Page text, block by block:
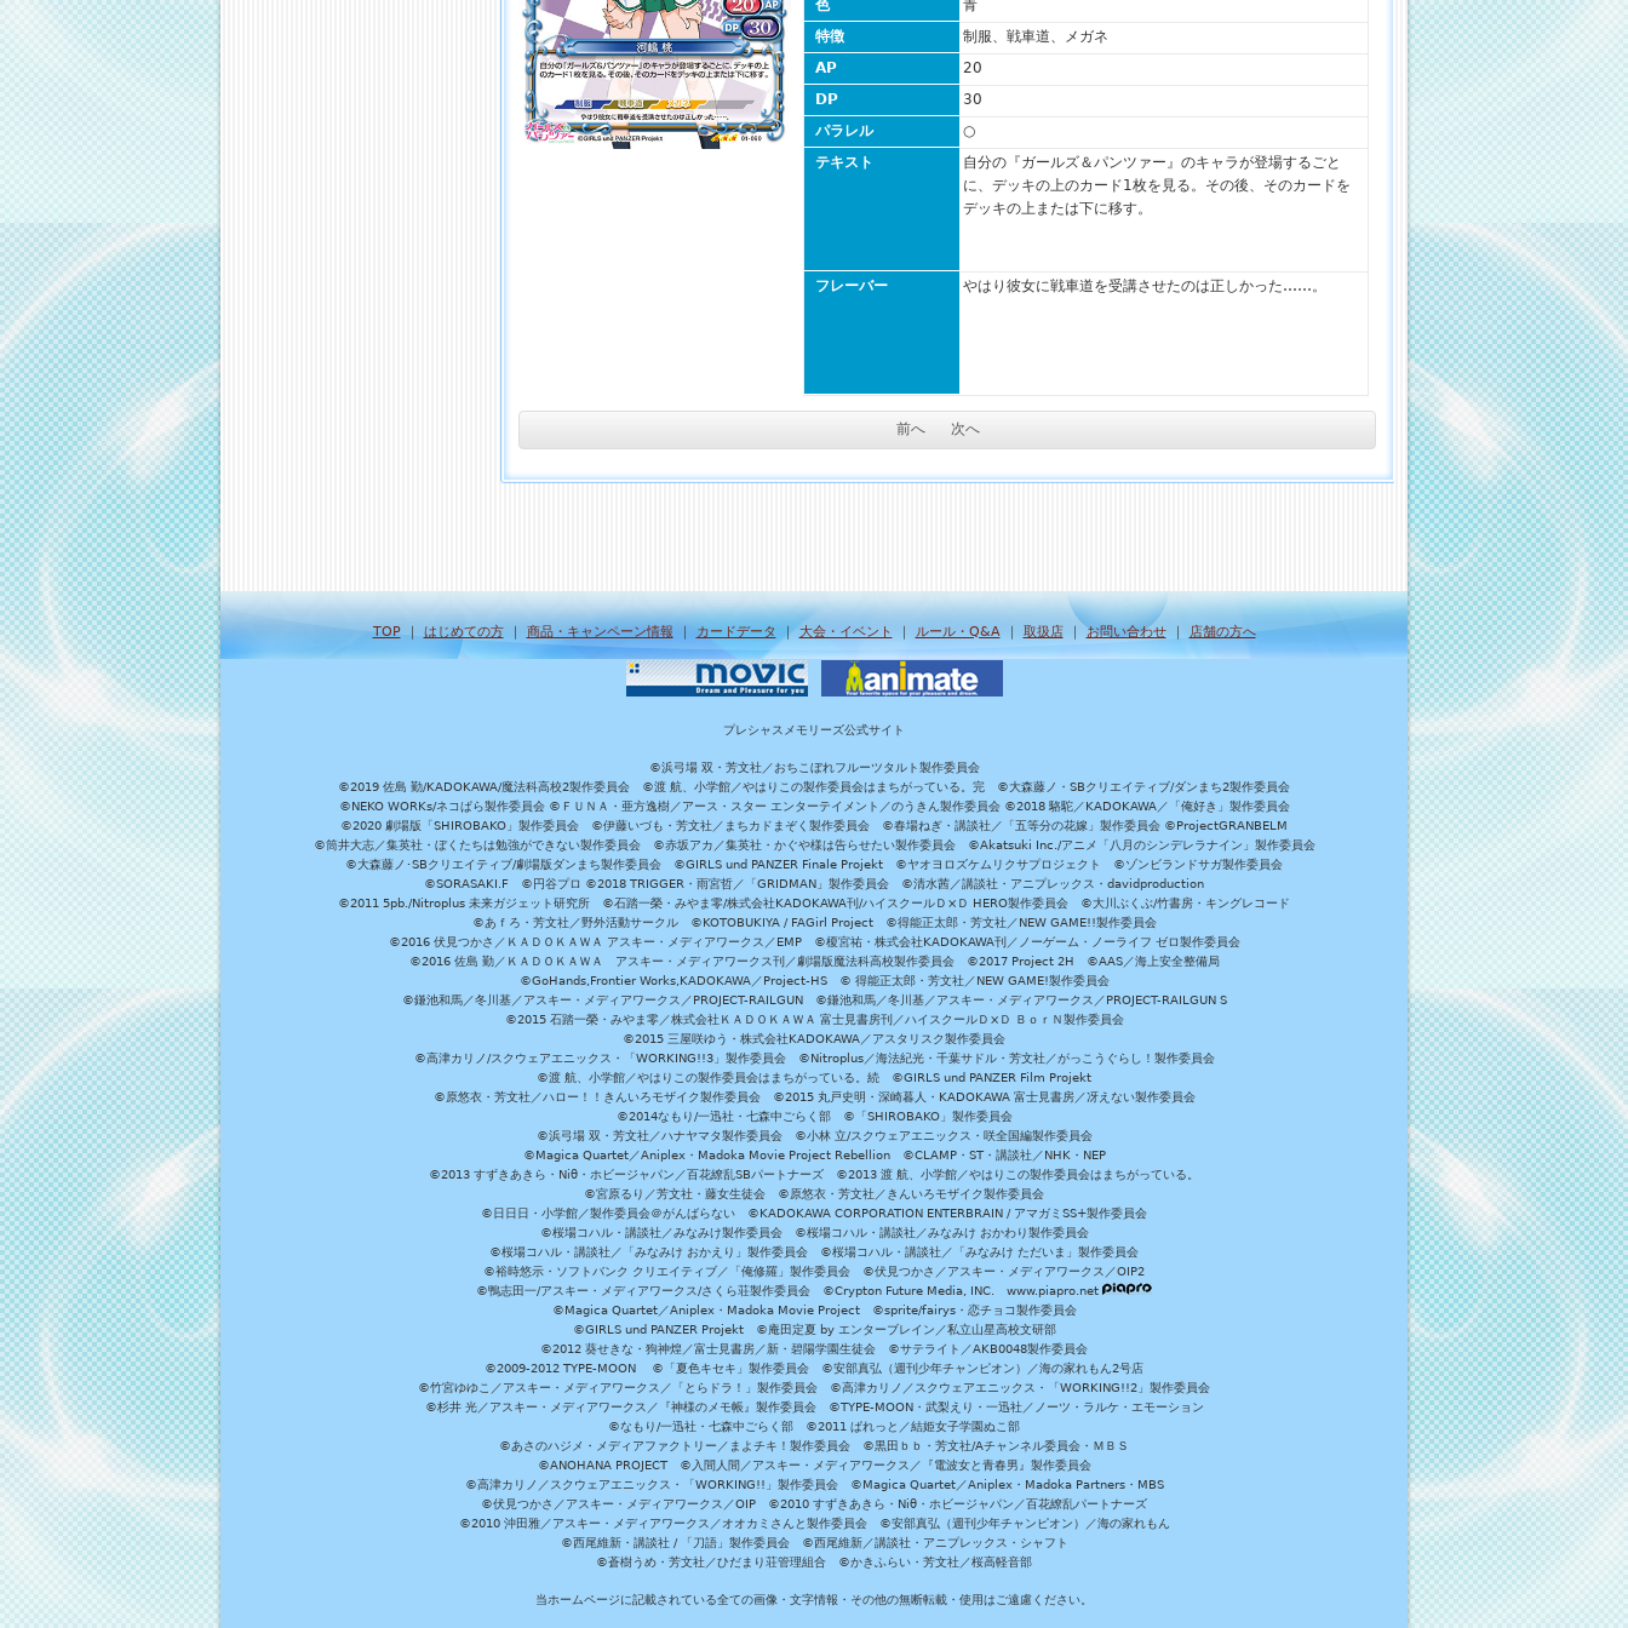
色
青
特徴
制服、戦車道、メガネ
AP
20
DP
30
パラレル
○
テキスト
自分の『ガールズ＆パンツァー』のキャラが登場するごと
に、デッキの上のカード1枚を見る。その後、そのカードを
デッキの上または下に移す。
フレーバー やはり彼女に戦車道を受講させたのは正しかった……。
前へ 次へ
TOP｜ はじめての方｜ 商品・キャンペーン情報 ｜ カードデータ ｜大会・イベント ｜ ルール・Q&A｜ 取扱店｜お問い合わせ｜ 店舗の方へ
プレシャスメモリーズ公式サイト
©浜弓場 双・芳文社／おちこぼれフルーツタルト製作委員会
©2019 佐島 勤/KADOKAWA/魔法科高校2製作委員会 ©渡 航、小学館／やはりこの製作委員会はまちがっている。完 ©大森藤ノ・SBクリエイティブ/ダンまち2製作委員会
©NEKO WORKs/ネコぱら製作委員会 ©ＦＵＮＡ・亜方逸樹／アース・スター エンターテイメント／のうきん製作委員会 ©2018 駱駝／KADOKAWA／「俺好き」製作委員会
©2020 劇場版「SHIROBAKO」製作委員会 ©伊藤いづも・芳文社／まちカドまぞく製作委員会 ©春場ねぎ・講談社／「五等分の花嫁」製作委員会 ©ProjectGRANBELM
©筒井大志／集英社・ぼくたちは勉強ができない製作委員会 ©赤坂アカ／集英社・かぐや様は告らせたい製作委員会 ©Akatsuki Inc./アニメ「八月のシンデレラナイン」製作委員会
©大森藤ノ･SBクリエイティブ/劇場版ダンまち製作委員会 ©GIRLS und PANZER Finale Projekt ©ヤオヨロズケムリクサプロジェクト ©ゾンビランドサガ製作委員会
©SORASAKI.F ©円谷プロ ©2018 TRIGGER・雨宮哲／「GRIDMAN」製作委員会 ©清水茜／講談社・アニプレックス・davidproduction
©2011 5pb./Nitroplus 未来ガジェット研究所 ©石踏一榮・みやま零/株式会社KADOKAWA刊/ハイスクールＤ×Ｄ HERO製作委員会 ©大川ぶくぶ/竹書房・キングレコード
©あｆろ・芳文社／野外活動サークル ©KOTOBUKIYA / FAGirl Project ©得能正太郎・芳文社／NEW GAME!!製作委員会
©2016 伏見つかさ／ＫＡＤＯＫＡＷＡ アスキー・メディアワークス／EMP ©榎宮祐・株式会社KADOKAWA刊／ノーゲーム・ノーライフ ゼロ製作委員会
©2016 佐島 勤／ＫＡＤＯＫＡＷＡ アスキー・メディアワークス刊／劇場版魔法科高校製作委員会 ©2017 Project 2H ©AAS／海上安全整備局
©GoHands,Frontier Works,KADOKAWA／Project-HS © 得能正太郎・芳文社／NEW GAME!製作委員会
©鎌池和馬／冬川基／アスキー・メディアワークス／PROJECT-RAILGUN ©鎌池和馬／冬川基／アスキー・メディアワークス／PROJECT-RAILGUN S
©2015 石踏一榮・みやま零／株式会社ＫＡＤＯＫＡＷＡ 富士見書房刊／ハイスクールＤ×Ｄ ＢｏｒＮ製作委員会
©2015 三屋咲ゆう・株式会社KADOKAWA／アスタリスク製作委員会
©高津カリノ/スクウェアエニックス・「WORKING!!3」製作委員会 ©Nitroplus／海法紀光・千葉サドル・芳文社／がっこうぐらし！製作委員会
©渡 航、小学館／やはりこの製作委員会はまちがっている。続 ©GIRLS und PANZER Film Projekt
©原悠衣・芳文社／ハロー！！きんいろモザイク製作委員会 ©2015 丸戸史明・深崎暮人・KADOKAWA 富士見書房／冴えない製作委員会
©2014なもり/一迅社・七森中ごらく部 ©「SHIROBAKO」製作委員会
©浜弓場 双・芳文社／ハナヤマタ製作委員会 ©小林 立/スクウェアエニックス・咲全国編製作委員会
©Magica Quartet／Aniplex・Madoka Movie Project Rebellion ©CLAMP・ST・講談社／NHK・NEP
©2013 すずきあきら・Niθ・ホビージャパン／百花繚乱SBパートナーズ ©2013 渡 航、小学館／やはりこの製作委員会はまちがっている。
©宮原るり／芳文社・藤女生徒会 ©原悠衣・芳文社／きんいろモザイク製作委員会
©日日日・小学館／製作委員会＠がんばらない ©KADOKAWA CORPORATION ENTERBRAIN / アマガミSS+製作委員会
©桜場コハル・講談社／みなみけ製作委員会 ©桜場コハル・講談社／みなみけ おかわり製作委員会
©桜場コハル・講談社／「みなみけ おかえり」製作委員会 ©桜場コハル・講談社／「みなみけ ただいま」製作委員会
©裕時悠示・ソフトバンク クリエイティブ／「俺修羅」製作委員会 ©伏見つかさ／アスキー・メディアワークス／OIP2
©鴨志田一/アスキー・メディアワークス/さくら荘製作委員会 ©Crypton Future Media, INC. www.piapro.net
©Magica Quartet／Aniplex・Madoka Movie Project ©sprite/fairys・恋チョコ製作委員会
©GIRLS und PANZER Projekt ©庵田定夏 by エンターブレイン／私立山星高校文研部
©2012 葵せきな・狗神煌／富士見書房／新・碧陽学園生徒会 ©サテライト／AKB0048製作委員会
©2009-2012 TYPE-MOON ©「夏色キセキ」製作委員会 ©安部真弘（週刊少年チャンピオン）／海の家れもん2号店
©竹宮ゆゆこ／アスキー・メディアワークス／「とらドラ！」製作委員会 ©高津カリノ／スクウェアエニックス・「WORKING!!2」製作委員会
©杉井 光／アスキー・メディアワークス／『神様のメモ帳』製作委員会 ©TYPE-MOON・武梨えり・一迅社／ノーツ・ラルケ・エモーション
©なもり/一迅社・七森中ごらく部 ©2011 ぱれっと／結姫女子学園ぬこ部
©あさのハジメ・メディアファクトリー／まよチキ！製作委員会 ©黒田ｂｂ・芳文社/Aチャンネル委員会・ＭＢＳ
©ANOHANA PROJECT ©入間人間／アスキー・メディアワークス／『電波女と青春男』製作委員会
©高津カリノ／スクウェアエニックス・「WORKING!!」製作委員会 ©Magica Quartet／Aniplex・Madoka Partners・MBS
©伏見つかさ／アスキー・メディアワークス／OIP ©2010 すずきあきら・Niθ・ホビージャパン／百花繚乱パートナーズ
©2010 沖田雅／アスキー・メディアワークス／オオカミさんと製作委員会 ©安部真弘（週刊少年チャンピオン）／海の家れもん
©西尾維新・講談社 / 「刀語」製作委員会 ©西尾維新／講談社・アニプレックス・シャフト
©蒼樹うめ・芳文社／ひだまり荘管理組合 ©かきふらい・芳文社／桜高軽音部
当ホームページに記載されている全ての画像・文字情報・その他の無断転載・使用はご遠慮ください。